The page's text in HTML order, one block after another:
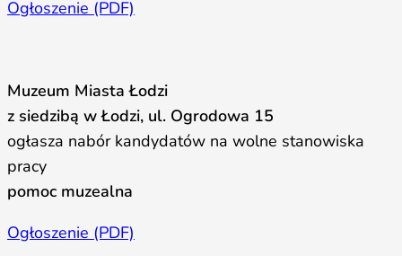
Ogłoszenie (PDF)
Muzeum Miasta Łodzi
z siedzibą w Łodzi, ul. Ogrodowa 15
ogłasza nabór kandydatów na wolne stanowiska
pracy
pomoc muzealna
Ogłoszenie (PDF)